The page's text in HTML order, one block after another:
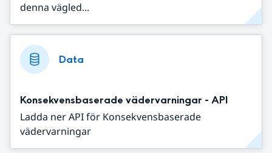
denna vägled...
Data
Konsekvensbaserade vädervarningar - API
Ladda ner API för Konsekvensbaserade
vädervarningar